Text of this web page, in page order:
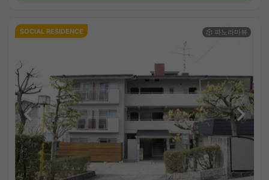
SOCIAL RESIDENCE